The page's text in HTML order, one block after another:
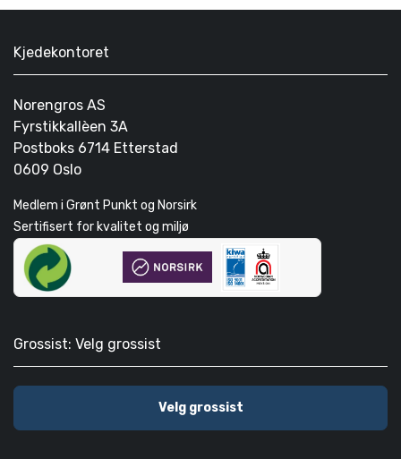
Kjedekontoret
Norengros AS
Fyrstikkallèen 3A
Postboks 6714 Etterstad
0609 Oslo
Medlem i Grønt Punkt og Norsirk
Sertifisert for kvalitet og miljø
Grossist: Velg grossist
Velg grossist